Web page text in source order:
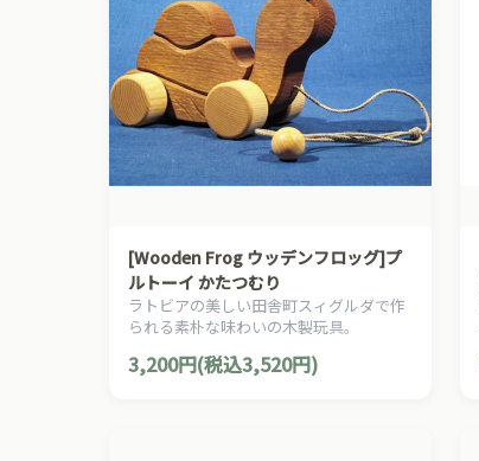
[Wooden Frog ウッデンフロッグ]プ
ルトーイ かたつむり
ラトビアの美しい田舎町スィグルダで作
られる素朴な味わいの木製玩具。
3,200円(税込3,520円)